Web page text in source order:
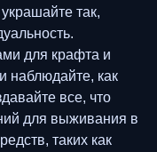
так,
для крафта и
наблюдайте, как
все, что
для выживания в
таких как